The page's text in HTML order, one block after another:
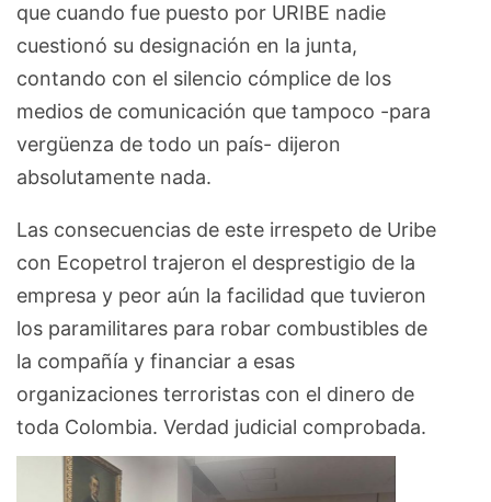
que cuando fue puesto por URIBE nadie
cuestionó su designación en la junta,
contando con el silencio cómplice de los
medios de comunicación que tampoco -para
vergüenza de todo un país- dijeron
absolutamente nada.
Las consecuencias de este irrespeto de Uribe
con Ecopetrol trajeron el desprestigio de la
empresa y peor aún la facilidad que tuvieron
los paramilitares para robar combustibles de
la compañía y financiar a esas
organizaciones terroristas con el dinero de
toda Colombia. Verdad judicial comprobada.